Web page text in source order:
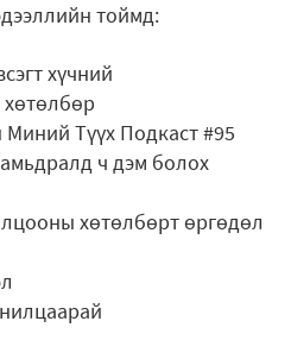
тоймд:
хүчний
Түүх Подкаст #95
ч дэм болох
хөтөлбөрт өргөдөл